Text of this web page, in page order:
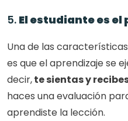
5. El estudiante es
Una de las
es que el aprendizaje se
decir, te sientas y
haces una evaluación
aprendiste la lección.